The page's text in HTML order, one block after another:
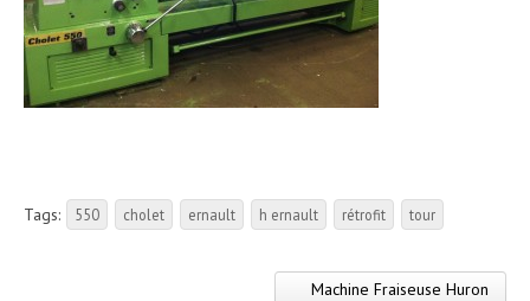
Tags: 550 cholet ernault h ernault rétrofit tour
Machine Fraiseuse Huron